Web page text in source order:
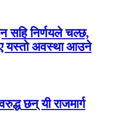
सहि निर्णयले चल्छ,
यस्तो अवस्था आउने
छन् यी राजमार्ग